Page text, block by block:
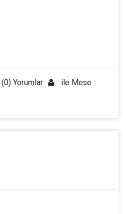
(0) Yorumlar ile Mese